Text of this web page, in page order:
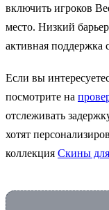
включить игроков
место. Низкий
активная поддержка
Если вы
посмотрите на
отслеживать
хотят
коллекция Скины